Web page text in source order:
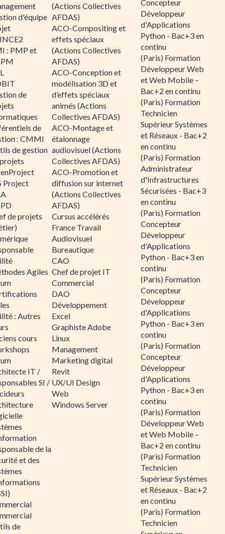
d'équipe
: PMP et
de
de
: CMMI
de gestion
Project
de projets
Agiles
: Autres
cours
IT /
SI /
de la
et des
de
(Actions Collectives
AFDAS)
ACO-Compositing et
effets spéciaux
(Actions Collectives
AFDAS)
ACO-Conception et
modélisation 3D et
d’effets spéciaux
animés (Actions
Collectives AFDAS)
ACO-Montage et
étalonnage
audiovisuel (Actions
Collectives AFDAS)
ACO-Promotion et
diffusion sur internet
(Actions Collectives
AFDAS)
Cursus accélérés
France Travail
Audiovisuel
Bureautique
CAO
Chef de projet IT
Commercial
DAO
Développement
Excel
Graphiste Adobe
Linux
Management
Marketing digital
Revit
UX/UI Design
Web
Windows Server
Concepteur
Développeur
d'Applications
Python - Bac+3 en
continu
(Paris) Formation
Développeur Web
et Web Mobile –
Bac+2 en continu
(Paris) Formation
Technicien
Supérieur Systèmes
et Réseaux - Bac+2
en continu
(Paris) Formation
Administrateur
d'Infrastructures
Sécurisées - Bac+3
en continu
(Paris) Formation
Concepteur
Développeur
d'Applications
Python - Bac+3 en
continu
(Paris) Formation
Concepteur
Développeur
d'Applications
Python - Bac+3 en
continu
(Paris) Formation
Concepteur
Développeur
d'Applications
Python - Bac+3 en
continu
(Paris) Formation
Développeur Web
et Web Mobile –
Bac+2 en continu
(Paris) Formation
Technicien
Supérieur Systèmes
et Réseaux - Bac+2
en continu
(Paris) Formation
Technicien